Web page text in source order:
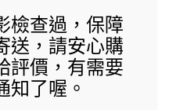
檢查過，保障
送，請安心購
評價，有需要
知了喔。